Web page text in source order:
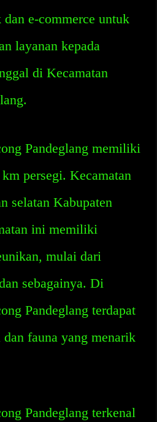
e-commerce untuk
layanan kepada
di Kecamatan
Pandeglang memiliki
persegi. Kecamatan
selatan Kabupaten
ini memiliki
mulai dari
sebagainya. Di
Pandeglang terdapat
fauna yang menarik
Pandeglang terkenal